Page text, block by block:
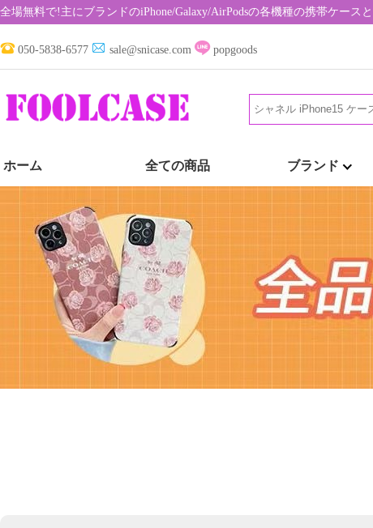
全場無料で!主にブランドのiPhone/Galaxy/AirPodsの各機種の携帯ケース
050-5838-6577 sale@snicase.com popgoods
ホーム 全ての商品 ブランド